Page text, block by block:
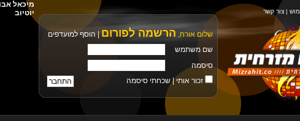
| צור קשר
שלום אורח, הרשמה לפורום
הוסף למועדפים
שם משתמש
סיסמה
זכור אותי |שכחתי סיסמה
יוטיוב